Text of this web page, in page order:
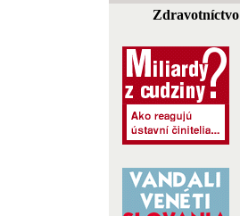
Zdravotníctvo